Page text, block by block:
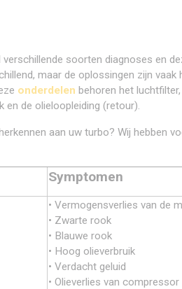
verschillende soorten diagnoses en
maar de oplossingen zijn
onderdelen behoren het
de olieloopleiding (retour).
aan uw turbo? Wij hebben
Symptomen
• Vermogensverlies van de
• Zwarte rook
• Blauwe rook
• Hoog olieverbruik
• Verdacht geluid
• Olieverlies van compressor